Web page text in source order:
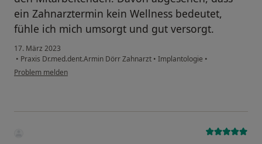
ein Zahnarztermin kein Wellness bedeutet,
fühle ich mich umsorgt und gut versorgt.
17. März 2023
• Praxis Dr.med.dent.Armin Dörr Zahnarzt • Implantologie •
Problem melden